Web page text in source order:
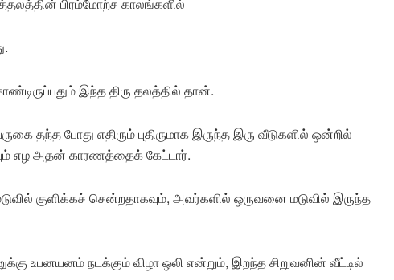
இந்த திரு தலத்தில் தான்.
தந்த போது எதிரும் புதிருமாக இருந்த இரு வீடுகளில் ஒன்றில்
எழ அதன் காரணத்தைக் கேட்டார்.
குளிக்கச் சென்றதாகவும், அவர்களில் ஒருவனை மடுவில் இருந்த
உபனயனம் நடக்கும் விழா ஒலி என்றும், இறந்த சிறுவனின் வீட்டில்